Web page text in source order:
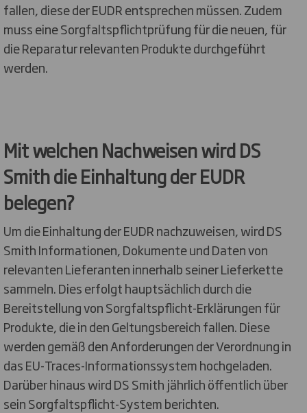
fallen, diese der EUDR entsprechen müssen. Zudem
muss eine Sorgfaltspflichtprüfung für die neuen, für
die Reparatur relevanten Produkte durchgeführt
werden.
Mit welchen Nachweisen wird DS
Smith die Einhaltung der EUDR
belegen?
Um die Einhaltung der EUDR nachzuweisen, wird DS
Smith Informationen, Dokumente und Daten von
relevanten Lieferanten innerhalb seiner Lieferkette
sammeln. Dies erfolgt hauptsächlich durch die
Bereitstellung von Sorgfaltspflicht-Erklärungen für
Produkte, die in den Geltungsbereich fallen. Diese
werden gemäß den Anforderungen der Verordnung in
das EU-Traces-Informationssystem hochgeladen.
Darüber hinaus wird DS Smith jährlich öffentlich über
sein Sorgfaltspflicht-System berichten.